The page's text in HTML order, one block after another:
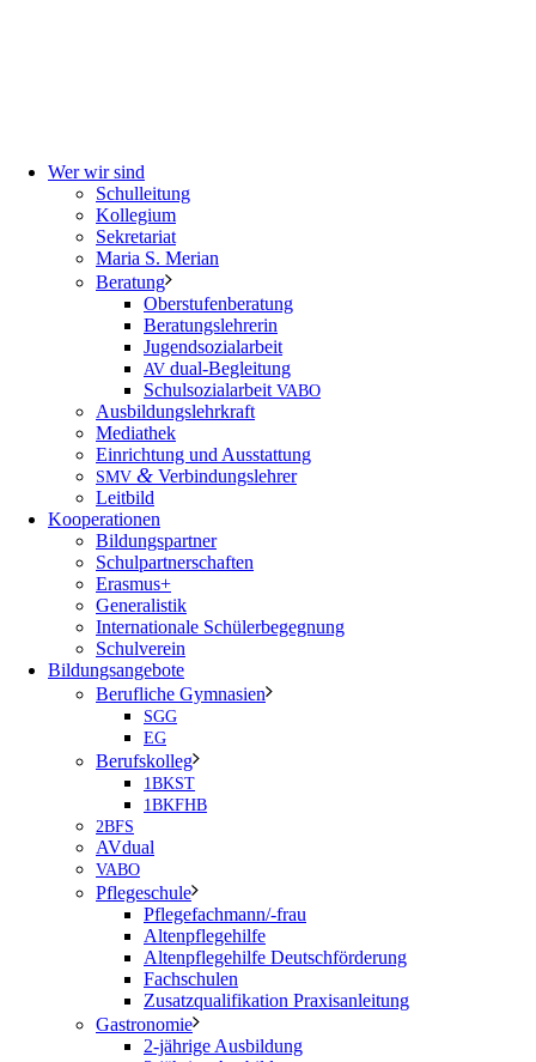
Wer wir sind
Schulleitung
Kollegium
Sekretariat
Maria S. Merian
Beratung
Oberstufenberatung
Beratungslehrerin
Jugendsozialarbeit
AV dual-Begleitung
Schulsozialarbeit VABO
Ausbildungslehrkraft
Mediathek
Einrichtung und Ausstattung
SMV & Verbindungslehrer
Leitbild
Kooperationen
Bildungspartner
Schulpartnerschaften
Erasmus+
Generalistik
Internationale Schülerbegegnung
Schulverein
Bildungsangebote
Berufliche Gymnasien
SGG
EG
Berufskolleg
1BKST
1BKFHB
2BFS
AVdual
VABO
Pflegeschule
Pflegefachmann/-frau
Altenpflegehilfe
Altenpflegehilfe Deutschförderung
Fachschulen
Zusatzqualifikation Praxisanleitung
Gastronomie
2-jährige Ausbildung